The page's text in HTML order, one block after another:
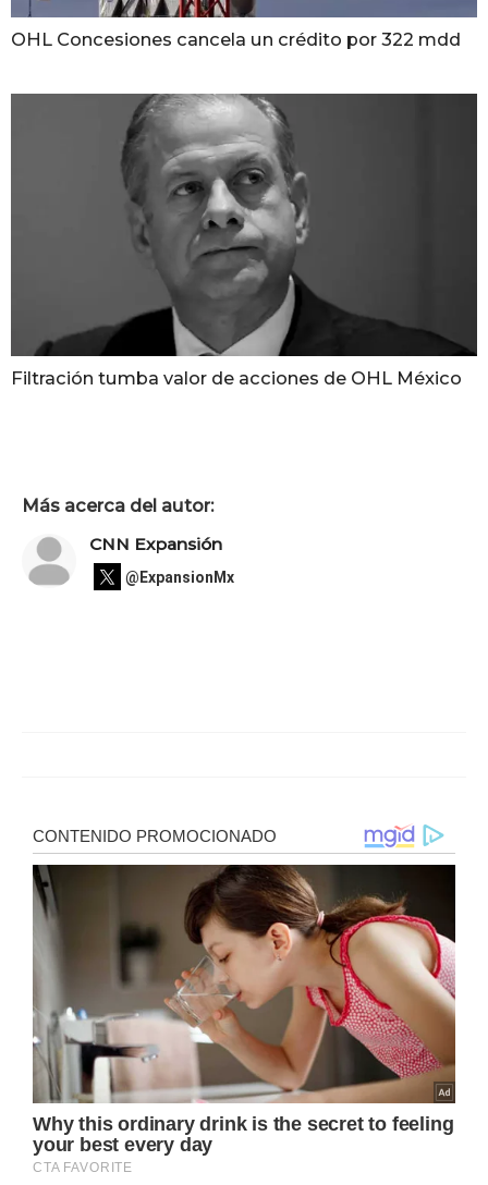
OHL Concesiones cancela un crédito por 322 mdd
Filtración tumba valor de acciones de OHL México
Más acerca del autor:
CNN Expansión
@ExpansionMx